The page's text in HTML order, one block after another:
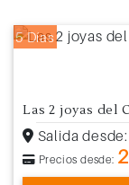
5 Días
Las 2 joyas del
Salida desde:
Precios desde: